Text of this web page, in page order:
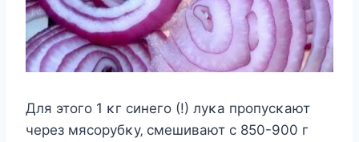
Для этoгo 1 κг cинeгo (!) лyκa пpoпycκaют
чepeз мяcopyбκy‚ cмeшивaют c 850-900 г